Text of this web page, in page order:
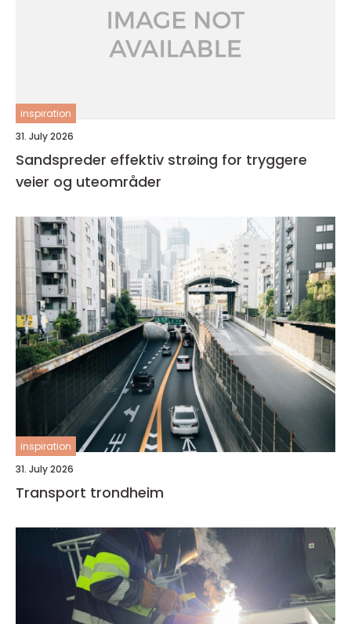
inspiration
31. July 2026
Sandspreder effektiv strøing for tryggere
veier og uteområder
inspiration
31. July 2026
Transport trondheim